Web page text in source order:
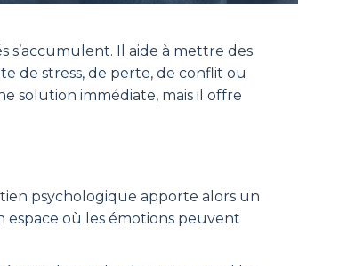
Il aide à mettre des
de stress, de perte, de conflit ou
solution immédiate, mais il offre
psychologique apporte alors un
espace où les émotions peuvent